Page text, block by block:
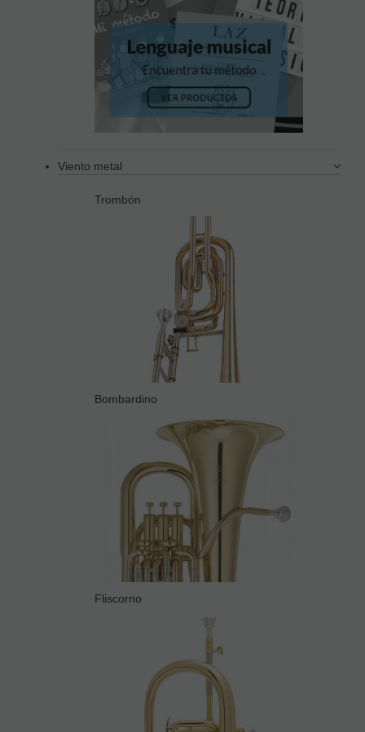
Viento metal
Trombón
Bombardino
Fliscorno